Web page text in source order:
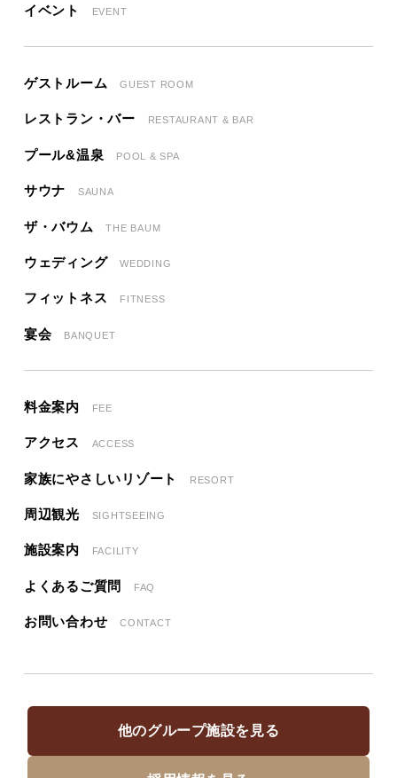
イベント EVENT
ゲストルーム GUEST ROOM
レストラン・バー RESTAURANT & BAR
プール&温泉 POOL & SPA
サウナ SAUNA
ザ・バウム THE BAUM
ウェディング WEDDING
フィットネス FITNESS
宴会 BANQUET
料金案内 FEE
アクセス ACCESS
家族にやさしいリゾート RESORT
周辺観光 SIGHTSEEING
施設案内 FACILITY
よくあるご質問 FAQ
お問い合わせ CONTACT
他のグループ施設を見る